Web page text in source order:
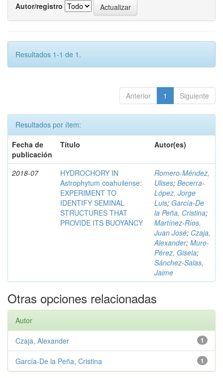
Autor/registro
Resultados 1-1 de 1.
Anterior 1 Siguiente
Resultados por ítem:
Fecha de
publicación
Título Autor(es)
2018-07
HYDROCHORY IN
Astrophytum coahuilense:
EXPERIMENT TO
IDENTIFY SEMINAL
STRUCTURES THAT
PROVIDE ITS BUOYANCY
Romero-Méndez,
Ulises; Becerra-
López, Jorge
Luis; García-De
la Peña, Cristina;
Martínez-Ríos,
Juan José; Czaja,
Alexander; Muro-
Pérez, Gisela;
Sánchez-Salas,
Jaime
Otras opciones relacionadas
Autor
1
Czaja, Alexander
1
García-De la Peña, Cristina